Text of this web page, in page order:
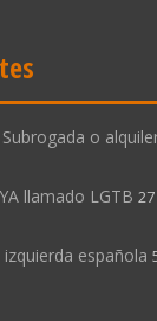
o
llamado LGTB 27
española